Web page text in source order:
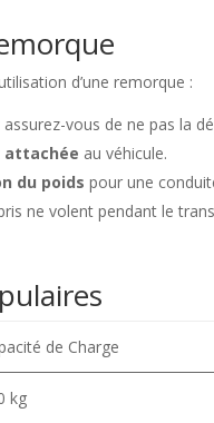
d’une remorque :
vous de ne pas la
attachée au véhicule.
du poids pour une
ne volent pendant le
de Charge
kg